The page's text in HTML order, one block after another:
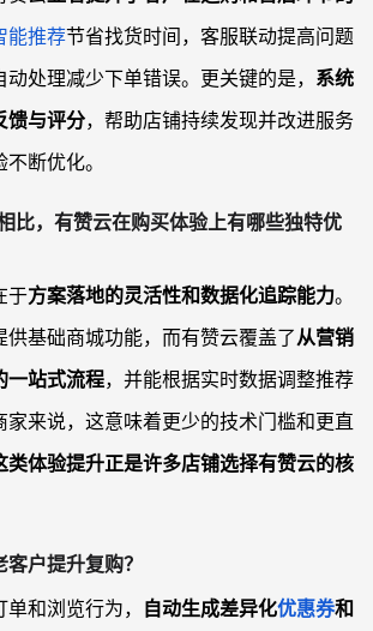
能推荐节省找货时间，客服联动提高问题
处理减少下单错误。更关键的是， 系统
馈与评分，帮助店铺持续发现并改进服务
断优化。
比，有赞云在购买体验上有哪些独特优
于方案落地的灵活性和数据化追踪能力。
供基础商城功能，而有赞云覆盖了从营销
一站式流程，并能根据实时数据调整推荐
家来说，这意味着更少的技术门槛和更直
类体验提升正是许多店铺选择有赞云的核
户提升复购？
和浏览行为， 自动生成差异化优惠券和